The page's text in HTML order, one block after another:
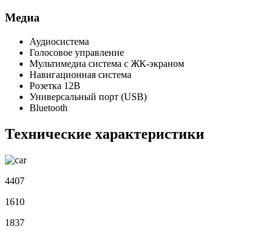
Медиа
Аудиосистема
Голосовое управление
Мультимедиа система с ЖК-экраном
Навигационная система
Розетка 12В
Универсальный порт (USB)
Bluetooth
Технические характеристики
4407
1610
1837